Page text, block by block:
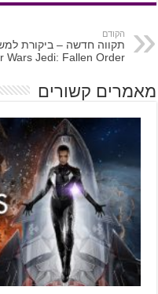
הקודם
תקווה חדשה – ביקורת
Wars Jedi: Fallen Order
מאמרים קשורים